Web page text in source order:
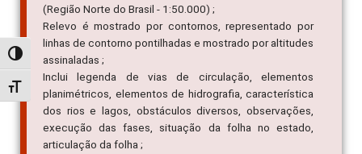
Alternar alto contraste
Alternar tamanho da fonte
(Região Norte do Brasil - 1:50.000) ;
Relevo é mostrado por contornos, representado por
linhas de contorno pontilhadas e mostrado por altitudes
assinaladas ;
Inclui legenda de vias de circulação, elementos
planimétricos, elementos de hidrografia, característica
dos rios e lagos, obstáculos diversos, observações,
execução das fases, situação da folha no estado,
articulação da folha ;